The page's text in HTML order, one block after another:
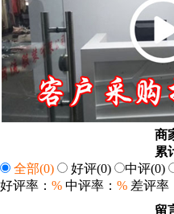
商
累
全部(0) 好评(0) 中评(0)
好评率： % 中评率： % 差评率
留